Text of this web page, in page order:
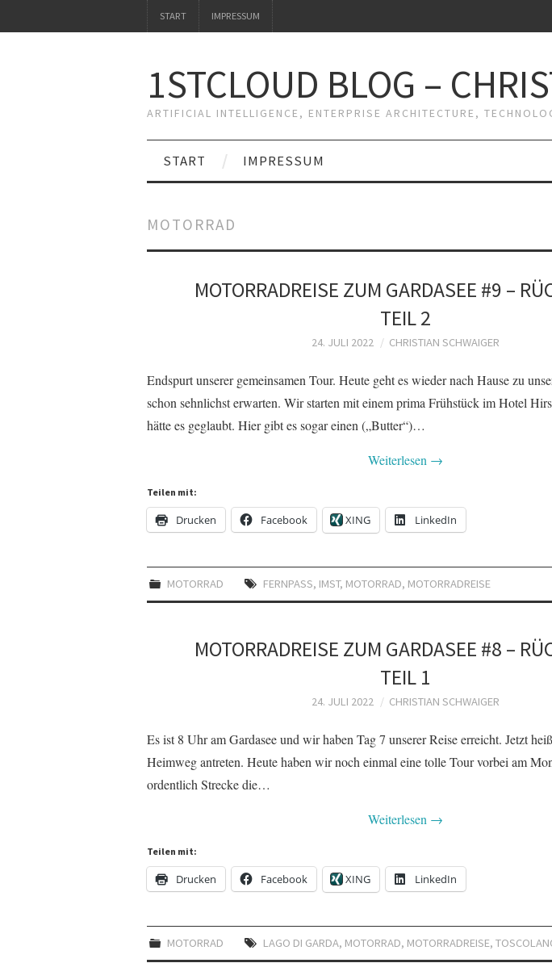
START IMPRESSUM
1STCLOUD BLOG –
ARTIFICIAL INTELLIGENCE, ENTERPRISE ARCHITECTURE,
START IMPRESSUM
MOTORRAD
MOTORRADREISE ZUM GARDASEE #9 –
TEIL 2
24. JULI 2022 CHRISTIAN SCHWAIGER
Endspurt unserer gemeinsamen Tour. Heute geht es wieder nach Hause zu
schon sehnlichst erwarten. Wir starten mit einem prima Frühstück im Hotel
hätte es geglaubt. Hier gibt es sogar einen („Butter“)…
Weiterlesen →
Teilen mit:
Drucken Facebook XING LinkedIn
MOTORRAD FERNPASS, IMST, MOTORRAD, MOTORRADREISE
MOTORRADREISE ZUM GARDASEE #8 –
TEIL 1
24. JULI 2022 CHRISTIAN SCHWAIGER
Es ist 8 Uhr am Gardasee und wir haben Tag 7 unserer Reise erreicht. Jetzt
Heimweg antreten. Heute haben wir noch einmal eine tolle Tour vorbei am
ordentlich Strecke die…
Weiterlesen →
Teilen mit:
Drucken Facebook XING LinkedIn
MOTORRAD LAGO DI GARDA, MOTORRAD, MOTORRADREISE,